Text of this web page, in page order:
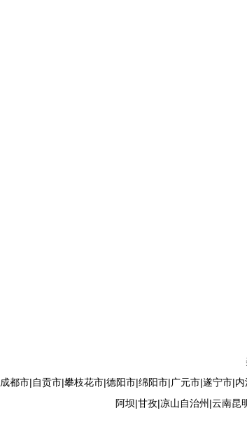
成都市|自贡市|攀枝花市|德阳市|绵阳市|广元市|遂宁市|
阿坝|甘孜|凉山自治州|云南昆